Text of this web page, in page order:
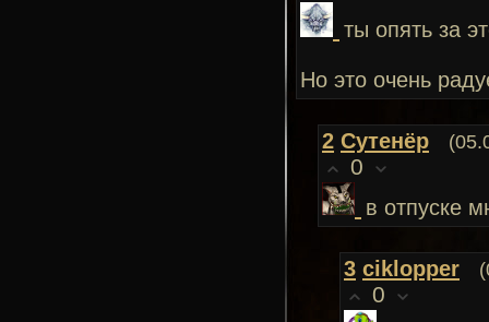
ты опять за
Но это очень
2 Сутенёр
0
в отпуске
3 ciklopper
0